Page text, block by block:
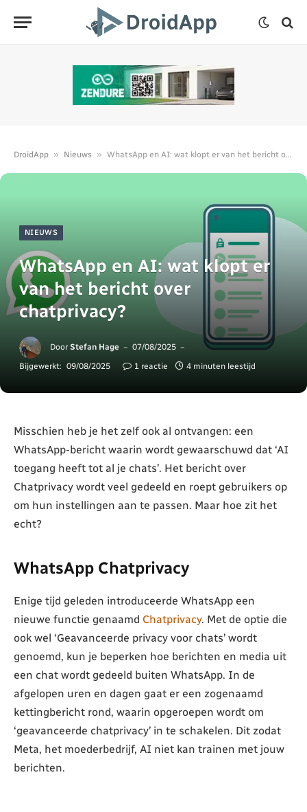
DroidApp » Nieuws » WhatsApp en AI: wat klopt er van het bericht over chatprivacy?
NIEUWS
WhatsApp en AI: wat klopt er
van het bericht over
chatprivacy?
Door Stefan Hage
07/08/2025
Bijgewerkt: 09/08/2025 1 reactie 4 minuten leestijd
Misschien heb je het zelf ook al ontvangen: een
WhatsApp-bericht waarin wordt gewaarschuwd dat ‘AI
toegang heeft tot al je chats’. Het bericht over
Chatprivacy wordt veel gedeeld en roept gebruikers op
om hun instellingen aan te passen. Maar hoe zit het
echt?
WhatsApp Chatprivacy
Enige tijd geleden introduceerde WhatsApp een
nieuwe functie genaamd Chatprivacy. Met de optie die
ook wel ‘Geavanceerde privacy voor chats’ wordt
genoemd, kun je beperken hoe berichten en media uit
een chat wordt gedeeld buiten WhatsApp. In de
afgelopen uren en dagen gaat er een zogenaamd
kettingbericht rond, waarin opgeroepen wordt om
‘geavanceerde chatprivacy’ in te schakelen. Dit zodat
Meta, het moederbedrijf, AI niet kan trainen met jouw
berichten.